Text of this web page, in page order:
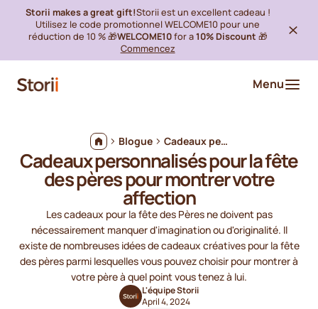
Storii makes a great gift!Storii est un excellent cadeau !
Utilisez le code promotionnel WELCOME10 pour une
réduction de 10 % 🎁WELCOME10for a10% Discount 🎁
Commencez
Menu
Blogue Cadeaux personnalisés pour la fête des pères pour montrer votre affection
Cadeaux personnalisés pour la fête
des pères pour montrer votre
affection
Les cadeaux pour la fête des Pères ne doivent pas
nécessairement manquer d'imagination ou d'originalité. Il
existe de nombreuses idées de cadeaux créatives pour la fête
des pères parmi lesquelles vous pouvez choisir pour montrer à
votre père à quel point vous tenez à lui.
L'équipe Storii
April 4, 2024